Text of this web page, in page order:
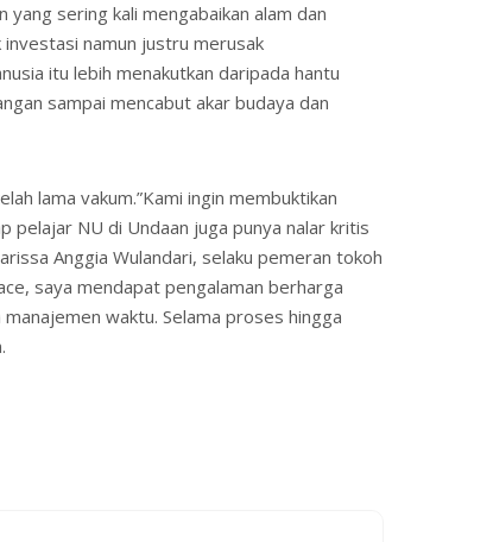
sering kali mengabaikan alam dan
investasi namun justru merusak
itu lebih menakutkan daripada hantu
sampai mencabut akar budaya dan
lama vakum.”Kami ingin membuktikan
pelajar NU di Undaan juga punya nalar kritis
Anggia Wulandari, selaku pemeran tokoh
saya mendapat pengalaman berharga
waktu. Selama proses hingga